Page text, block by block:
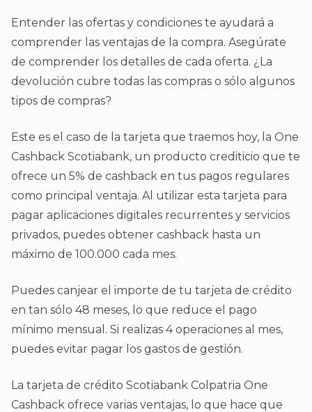
Entender las ofertas y condiciones te ayudará a
comprender las ventajas de la compra. Asegúrate
de comprender los detalles de cada oferta. ¿La
devolución cubre todas las compras o sólo algunos
tipos de compras?
Este es el caso de la tarjeta que traemos hoy, la One
Cashback Scotiabank, un producto crediticio que te
ofrece un 5% de cashback en tus pagos regulares
como principal ventaja. Al utilizar esta tarjeta para
pagar aplicaciones digitales recurrentes y servicios
privados, puedes obtener cashback hasta un
máximo de 100.000 cada mes.
Puedes canjear el importe de tu tarjeta de crédito
en tan sólo 48 meses, lo que reduce el pago
mínimo mensual. Si realizas 4 operaciones al mes,
puedes evitar pagar los gastos de gestión.
La tarjeta de crédito Scotiabank Colpatria One
Cashback ofrece varias ventajas, lo que hace que